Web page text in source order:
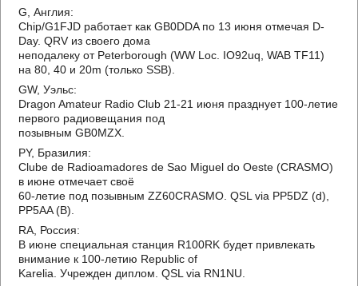
G, Англия:
Chip/G1FJD работает как GB0DDA по 13 июня отмечая D-
Day. QRV из своего дома
неподалеку от Peterborough (WW Loc. IO92uq, WAB TF11)
на 80, 40 и 20m (только SSB).
GW, Уэльс:
Dragon Amateur Radio Club 21-21 июня празднует 100-летие
первого радиовещания под
позывным GB0MZX.
PY, Бразилия:
Clube de Radioamadores de Sao Miguel do Oeste (CRASMO)
в июне отмечает своё
60-летие под позывным ZZ60CRASMO. QSL via PP5DZ (d),
PP5AA (B).
RA, Россия:
В июне специальная станция R100RK будет привлекать
внимание к 100-летию Republic of
Karelia. Учрежден диплом. QSL via RN1NU.